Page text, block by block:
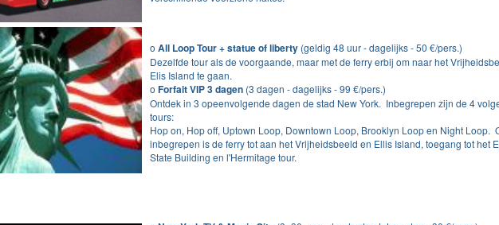
o All Loop Tour + statue of liberty (geldig 48 uur - dagelijks - 50 €/pers.)
Dezelfde tour als de voorgaande, maar met de ferry erbij om naar het
Elis Island te gaan.
o Forfait VIP 3 dagen (3 dagen - dagelijks - 99 €/pers.)
Ontdek in 3 opeenvolgende dagen de stad New York. Inbegrepen zijn de 4
tours:
Hop on, Hop off, Uptown Loop, Downtown Loop, Brooklyn Loop en Night Loop.
inbegrepen is de ferry tot aan het Vrijheidsbeeld en Ellis Island, toegang tot het
State Building en l'Hermitage tour.